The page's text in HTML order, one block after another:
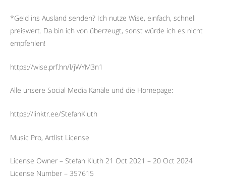
*Geld ins Ausland senden? Ich nutze Wise, einfach, schnell
preiswert. Da bin ich von überzeugt, sonst würde ich es nicht
empfehlen!
https://wise.prf.hn/l/jWYM3n1
Alle unsere Social Media Kanäle und die Homepage:
https://linktr.ee/StefanKluth
Music Pro, Artlist License
License Owner – Stefan Kluth 21 Oct 2021 – 20 Oct 2024
License Number – 357615